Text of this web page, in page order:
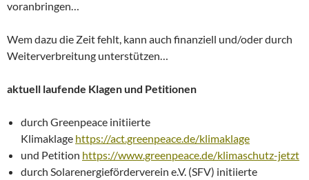
voranbringen…
Wem dazu die Zeit fehlt, kann auch finanziell und/oder durch
Weiterverbreitung unterstützen…
aktuell laufende Klagen und Petitionen
durch Greenpeace initiierte
Klimaklage https://act.greenpeace.de/klimaklage
und Petition https://www.greenpeace.de/klimaschutz-jetzt
durch Solarenergieförderverein e.V. (SFV) initiierte